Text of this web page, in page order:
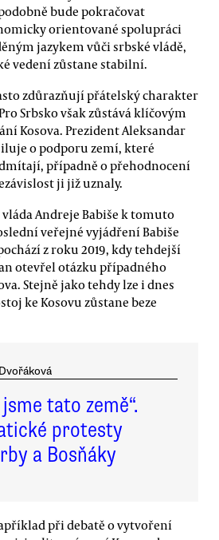
bude pokračovat
orientované spolupráci
jazykem vůči srbské vládě,
vedení zůstane stabilní.
zdůrazňují přátelský charakter
Srbsko však zůstává klíčovým
Kosova. Prezident Aleksandar
o podporu zemí, které
případně o přehodnocení
ji již uznaly.
vláda Andreje Babiše k tomuto
veřejné vyjádření Babiše
z roku 2019, kdy tehdejší
otevřel otázku případného
Stejně jako tehdy lze i dnes
ke Kosovu zůstane beze
tato země“.
protesty
a Bosňáky
při debatě o vytvoření